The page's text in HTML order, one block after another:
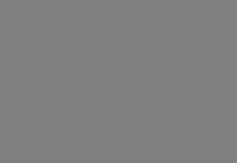
«Инкогнито», чтобы
автоматически удалять
персональных данных может
соответствующую опцию в
Подробнее о параметрах
ссылкам, ведущим на